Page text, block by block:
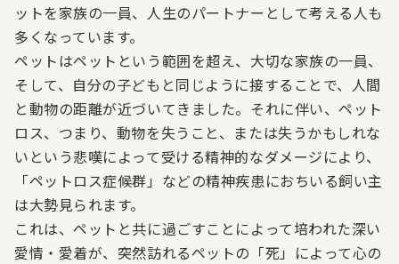
ットを家族の一員、人生のパートナーとして考える人も
多くなっています。
ペットはペットという範囲を超え、大切な家族の一員、
そして、自分の子どもと同じように接することで、人間
と動物の距離が近づいてきました。それに伴い、ペット
ロス、つまり、動物を失うこと、または失うかもしれな
いという悲嘆によって受ける精神的なダメージにより、
「ペットロス症候群」などの精神疾患におちいる飼い主
は大勢見られます。
これは、ペットと共に過ごすことによって培われた深い
愛情・愛着が、突然訪れるペットの「死」によって心の